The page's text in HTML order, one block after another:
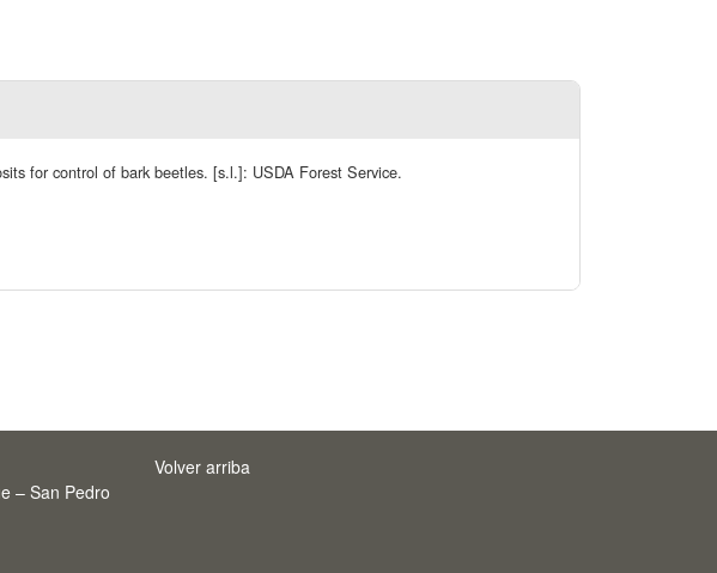
for control of bark beetles. [s.l.]: USDA Forest Service.
– San Pedro
Volver arriba